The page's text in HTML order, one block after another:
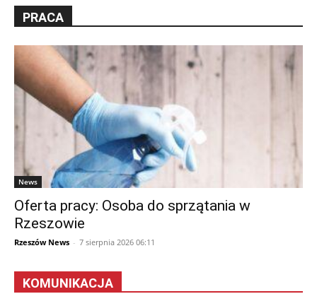
PRACA
News
Oferta pracy: Osoba do sprzątania w
Rzeszowie
Rzeszów News - 7 sierpnia 2026 06:11
KOMUNIKACJA